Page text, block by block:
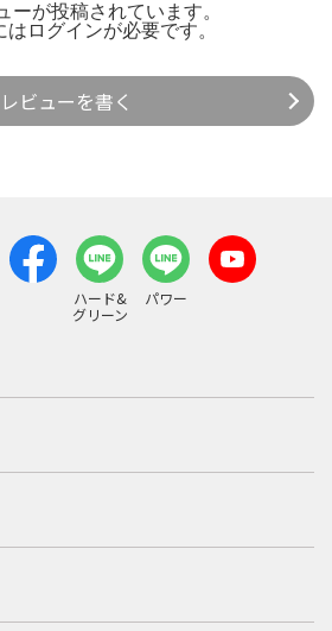
ーが投稿されています。
は ログインが必要です。
レビューを書く
ハード&
グリーン
パワー